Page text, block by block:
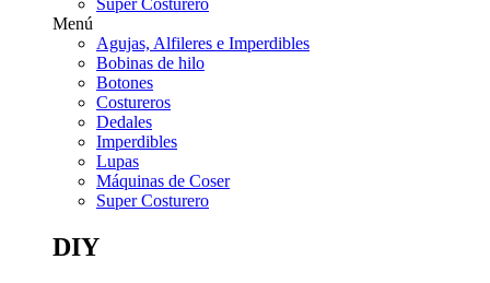
Super Costurero
Menú
Agujas, Alfileres e Imperdibles
Bobinas de hilo
Botones
Costureros
Dedales
Imperdibles
Lupas
Máquinas de Coser
Super Costurero
DIY